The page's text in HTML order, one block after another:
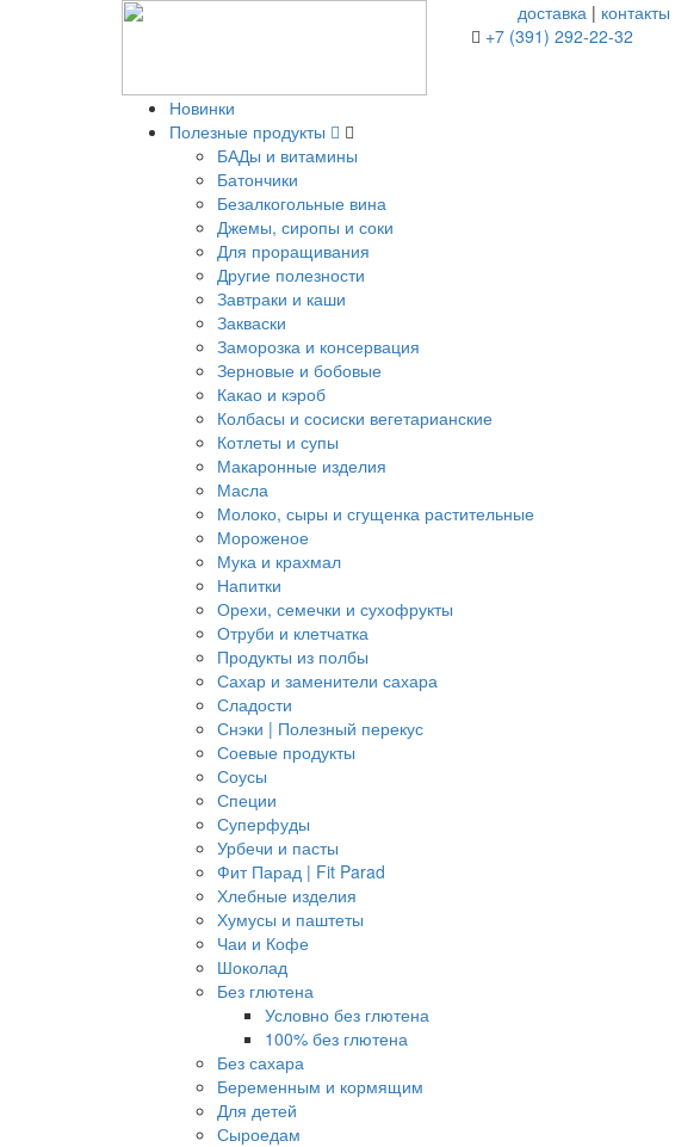
доставка | контакты
+7 (391) 292-22-32
Новинки
Полезные продукты
БАДы и витамины
Батончики
Безалкогольные вина
Джемы, сиропы и соки
Для проращивания
Другие полезности
Завтраки и каши
Закваски
Заморозка и консервация
Зерновые и бобовые
Какао и кэроб
Колбасы и сосиски вегетарианские
Котлеты и супы
Макаронные изделия
Масла
Молоко, сыры и сгущенка растительные
Мороженое
Мука и крахмал
Напитки
Орехи, семечки и сухофрукты
Отруби и клетчатка
Продукты из полбы
Сахар и заменители сахара
Сладости
Снэки | Полезный перекус
Соевые продукты
Соусы
Специи
Суперфуды
Урбечи и пасты
Фит Парад | Fit Parad
Хлебные изделия
Хумусы и паштеты
Чаи и Кофе
Шоколад
Без глютена
Условно без глютена
100% без глютена
Без сахара
Беременным и кормящим
Для детей
Сыроедам